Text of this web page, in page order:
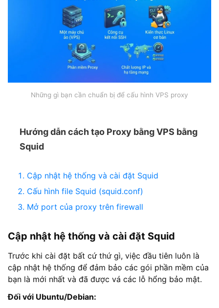
Những gì bạn cần chuẩn bị để cấu hình VPS proxy
Hướng dẫn cách tạo Proxy bằng VPS bằng
Squid
Cập nhật hệ thống và cài đặt Squid
Cấu hình file Squid (squid.conf)
Mở port của proxy trên firewall
Cập nhật hệ thống và cài đặt Squid
Trước khi cài đặt bất cứ thứ gì, việc đầu tiên luôn là
cập nhật hệ thống để đảm bảo các gói phần mềm của
bạn là mới nhất và đã được vá các lỗ hổng bảo mật.
Đối với Ubuntu/Debian: